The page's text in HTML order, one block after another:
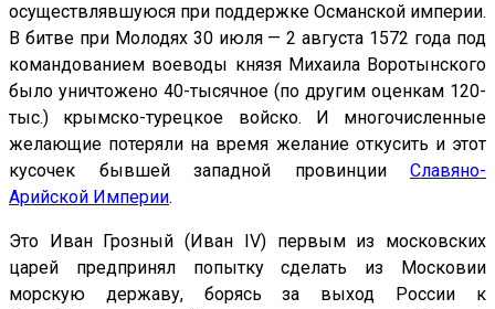
осуществлявшуюся при поддержке Османской империи.
В битве при Молодях 30 июля — 2 августа 1572 года под
командованием воеводы князя Михаила Воротынского
было уничтожено 40-тысячное (по другим оценкам 120-
тыс.) крымско-турецкое войско. И многочисленные
желающие потеряли на время желание откусить и этот
кусочек бывшей западной провинции Славяно-
Арийской Империи.
Это Иван Грозный (Иван IV) первым из московских
царей предпринял попытку сделать из Московии
морскую державу, борясь за выход России к